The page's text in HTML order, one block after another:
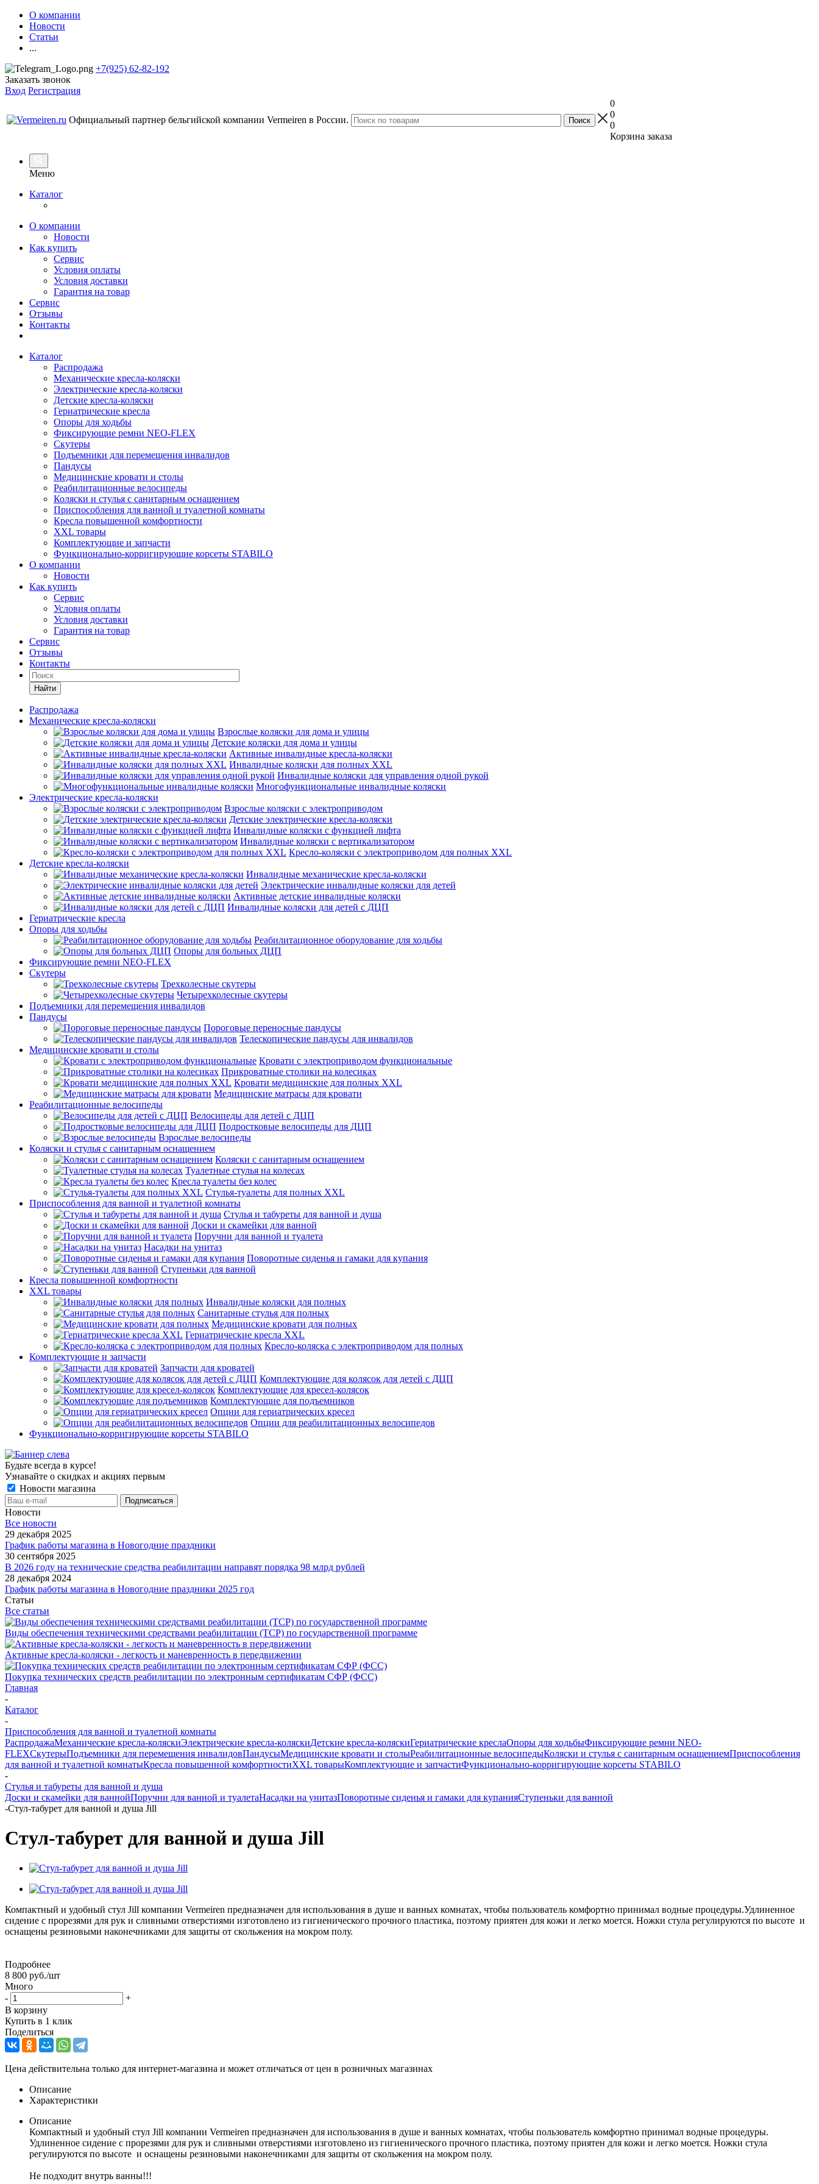
О компании
Новости
Статьи
...
+7(925) 62-82-192
Заказать звонок
Вход Регистрация
Официальный партнер бельгийской компании Vermeiren в России.
0
0
0
Корзина заказа
Меню
Каталог
О компании
Новости
Как купить
Сервис
Условия оплаты
Условия доставки
Гарантия на товар
Сервис
Отзывы
Контакты
Каталог
Распродажа
Механические кресла-коляски
Электрические кресла-коляски
Детские кресла-коляски
Гериатрические кресла
Опоры для ходьбы
Фиксирующие ремни NEO-FLEX
Скутеры
Подъемники для перемещения инвалидов
Пандусы
Медицинские кровати и столы
Реабилитационные велосипеды
Коляски и стулья с санитарным оснащением
Приспособления для ванной и туалетной комнаты
Кресла повышенной комфортности
XXL товары
Комплектующие и запчасти
Функционально-корригирующие корсеты STABILO
О компании
Новости
Как купить
Сервис
Условия оплаты
Условия доставки
Гарантия на товар
Сервис
Отзывы
Контакты
Найти
Распродажа
Механические кресла-коляски
Взрослые коляски для дома и улицы
Детские коляски для дома и улицы
Активные инвалидные кресла-коляски
Инвалидные коляски для полных XXL
Инвалидные коляски для управления одной рукой
Многофункциональные инвалидные коляски
Электрические кресла-коляски
Взрослые коляски с электроприводом
Детские электрические кресла-коляски
Инвалидные коляски с функцией лифта
Инвалидные коляски с вертикализатором
Кресло-коляски с электроприводом для полных XXL
Детские кресла-коляски
Инвалидные механические кресла-коляски
Электрические инвалидные коляски для детей
Активные детские инвалидные коляски
Инвалидные коляски для детей с ДЦП
Гериатрические кресла
Опоры для ходьбы
Реабилитационное оборудование для ходьбы
Опоры для больных ДЦП
Фиксирующие ремни NEO-FLEX
Скутеры
Трехколесные скутеры
Четырехколесные скутеры
Подъемники для перемещения инвалидов
Пандусы
Пороговые переносные пандусы
Телескопические пандусы для инвалидов
Медицинские кровати и столы
Кровати с электроприводом функциональные
Прикроватные столики на колесиках
Кровати медицинские для полных XXL
Медицинские матрасы для кровати
Реабилитационные велосипеды
Велосипеды для детей с ДЦП
Подростковые велосипеды для ДЦП
Взрослые велосипеды
Коляски и стулья с санитарным оснащением
Коляски с санитарным оснащением
Туалетные стулья на колесах
Кресла туалеты без колес
Стулья-туалеты для полных XXL
Приспособления для ванной и туалетной комнаты
Стулья и табуреты для ванной и душа
Доски и скамейки для ванной
Поручни для ванной и туалета
Насадки на унитаз
Поворотные сиденья и гамаки для купания
Ступеньки для ванной
Кресла повышенной комфортности
XXL товары
Инвалидные коляски для полных
Санитарные стулья для полных
Медицинские кровати для полных
Гериатрические кресла XXL
Кресло-коляска с электроприводом для полных
Комплектующие и запчасти
Запчасти для кроватей
Комплектующие для колясок для детей с ДЦП
Комплектующие для кресел-колясок
Комплектующие для подъемников
Опции для гериатрических кресел
Опции для реабилитационных велосипедов
Функционально-корригирующие корсеты STABILO
Будьте всегда в курсе!
Узнавайте о скидках и акциях первым
Новости магазина
Новости
Все новости
29 декабря 2025
График работы магазина в Новогодние праздники
30 сентября 2025
В 2026 году на технические средства реабилитации направят порядка 98 млрд рублей
28 декабря 2024
График работы магазина в Новогодние праздники 2025 год
Статьи
Все статьи
Виды обеспечения техническими средствами реабилитации (ТСР) по государственной программе
Активные кресла-коляски - легкость и маневренность в передвижении
Покупка технических средств реабилитации по электронным сертификатам СФР (ФСС)
Главная
-
Каталог
-
Приспособления для ванной и туалетной комнаты
РаспродажаМеханические кресла-коляскиЭлектрические кресла-коляскиДетские кресла-коляскиГериатрические креслаОпоры для ходьбыФиксирующие ремни NEO-
FLEXСкутерыПодъемники для перемещения инвалидовПандусыМедицинские кровати и столыРеабилитационные велосипедыКоляски и стулья с санитарным оснащениемПриспособления
для ванной и туалетной комнатыКресла повышенной комфортностиXXL товарыКомплектующие и запчастиФункционально-корригирующие корсеты STABILO
-
Стулья и табуреты для ванной и душа
Доски и скамейки для ваннойПоручни для ванной и туалетаНасадки на унитазПоворотные сиденья и гамаки для купанияСтупеньки для ванной
-Стул-табурет для ванной и душа Jill
Стул-табурет для ванной и душа Jill
Компактный и удобный стул Jill компании Vermeiren предназначен для использования в душе и ванных комнатах, чтобы пользователь комфортно принимал водные процедуры.Удлиненное
сидение с прорезями для рук и сливными отверстиями изготовлено из гигиенического прочного пластика, поэтому приятен для кожи и легко моется. Ножки стула регулируются по высоте и
оснащены резиновыми наконечниками для защиты от скольжения на мокром полу.
Подробнее
8 800 руб./шт
Много
-
+
В корзину
Купить в 1 клик
Поделиться
Цена действительна только для интернет-магазина и может отличаться от цен в розничных магазинах
Описание
Характеристики
Описание
Компактный и удобный стул Jill компании Vermeiren предназначен для использования в душе и ванных комнатах, чтобы пользователь комфортно принимал водные процедуры.
Удлиненное сидение с прорезями для рук и сливными отверстиями изготовлено из гигиенического прочного пластика, поэтому приятен для кожи и легко моется. Ножки стула
регулируются по высоте и оснащены резиновыми наконечниками для защиты от скольжения на мокром полу.
Не подходит внутрь ванны!!!